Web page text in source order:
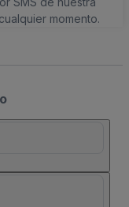
momento.